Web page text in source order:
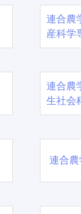
連合農
産科学
連合農
生社会
連合